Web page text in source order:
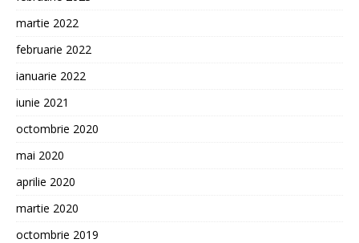
martie 2022
februarie 2022
ianuarie 2022
iunie 2021
octombrie 2020
mai 2020
aprilie 2020
martie 2020
octombrie 2019